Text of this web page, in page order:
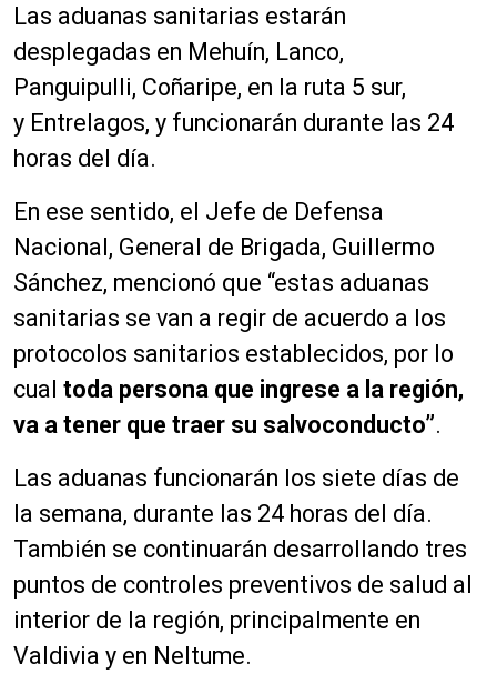
Las aduanas sanitarias estarán
desplegadas en Mehuín, Lanco,
Panguipulli, Coñaripe, en la ruta 5 sur,
y Entrelagos, y funcionarán durante las 24
horas del día.
En ese sentido, el Jefe de Defensa
Nacional, General de Brigada, Guillermo
Sánchez, mencionó que “estas aduanas
sanitarias se van a regir de acuerdo a los
protocolos sanitarios establecidos, por lo
cual toda persona que ingrese a la región,
va a tener que traer su salvoconducto”.
Las aduanas funcionarán los siete días de
la semana, durante las 24 horas del día.
También se continuarán desarrollando tres
puntos de controles preventivos de salud al
interior de la región, principalmente en
Valdivia y en Neltume.